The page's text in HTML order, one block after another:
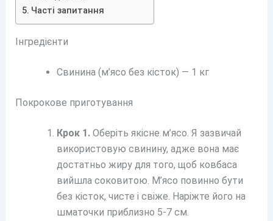
Часті запитання
Інгредієнти
Свинина (м’ясо без кісток) — 1 кг
Покрокове приготування
Крок 1.Оберіть якісне м’ясо. Я зазвичай
використовую свинину, адже вона має
достатньо жиру для того, щоб ковбаса
вийшла соковитою. М’ясо повинно бути
без кісток, чисте і свіже. Наріжте його на
шматочки приблизно 5-7 см.